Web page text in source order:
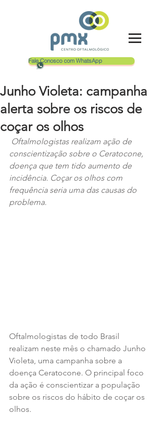
Fale Conosco com WhatsApp
Junho Violeta: campanha
alerta sobre os riscos de
coçar os olhos
conscientização sobre o Ceratocone,
doença que tem tido aumento de
incidência. Coçar os olhos com
frequência seria uma das causas do
problema.
Oftalmologistas de todo Brasil
realizam neste mês o chamado Junho
Violeta, uma campanha sobre a
doença Ceratocone. O principal foco
da ação é conscientizar a população
sobre os riscos do hábito de coçar os
olhos.